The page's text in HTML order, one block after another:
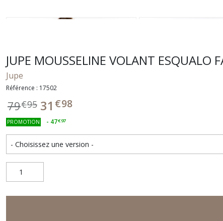
JUPE MOUSSELINE VOLANT ESQUALO
Jupe
Référence : 17502
79€95 31 €98
PROMOTION - 47€97